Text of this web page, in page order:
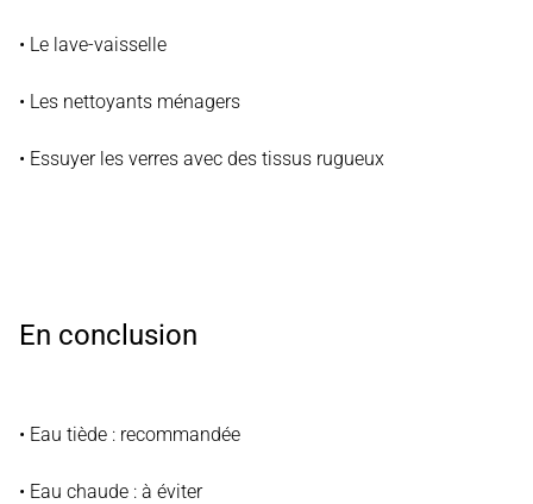
• Le lave-vaisselle
• Les nettoyants ménagers
• Essuyer les verres avec des tissus rugueux
En conclusion
• Eau tiède : recommandée
• Eau chaude : à éviter